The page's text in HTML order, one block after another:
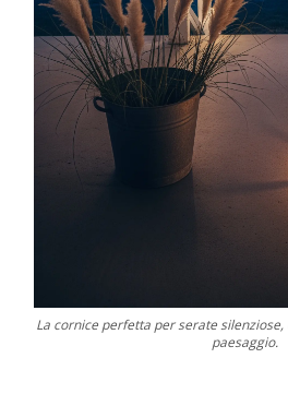
La cornice perfetta per serate
paesaggio.